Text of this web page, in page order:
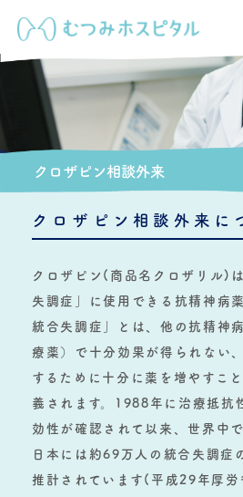
クロザピン相談外来
クロザピン相談外来に
クロザピン(商品名クロザリル)
失調症」に使用できる抗精神病
統合失調症」とは、他の抗精神
療薬）で十分効果が得られない
するために十分に薬を増やすこ
義されます。1988年に治療抵抗
効性が確認されて以来、世界中
日本には約69万人の統合失調症
推計されています(平成29年厚